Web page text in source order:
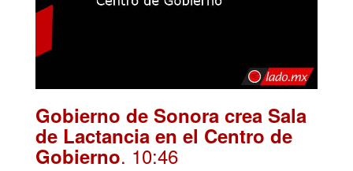
Gobierno de Sonora crea Sala
de Lactancia en el Centro de
Gobierno. 10:46